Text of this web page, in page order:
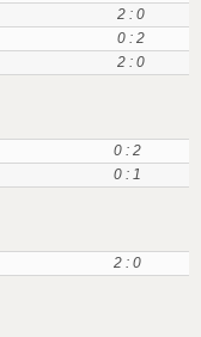
2 : 0
0 : 2
2 : 0
0 : 2
0 : 1
2 : 0